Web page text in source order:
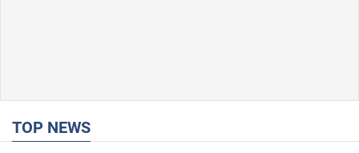
TOP NEWS